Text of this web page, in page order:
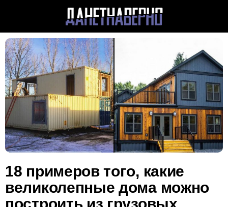
18 примеров того, какие
великолепные дома можно
построить из грузовых